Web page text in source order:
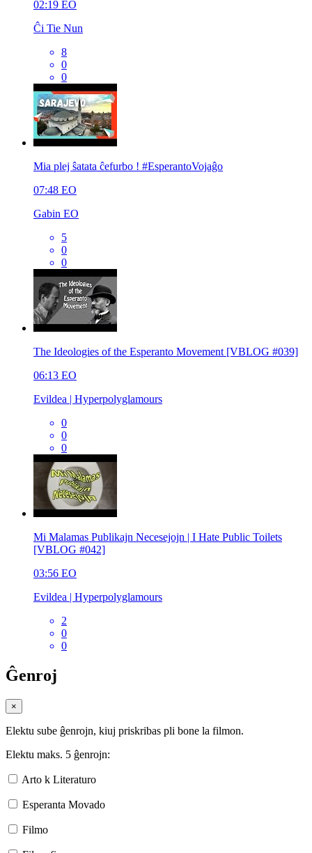
02:19 EO
Ĉi Tie Nun
8
0
0
Mia plej ŝatata ĉefurbo ! #EsperantoVojaĝo
07:48 EO
Gabin EO
5
0
0
The Ideologies of the Esperanto Movement [VBLOG #039]
06:13 EO
Evildea | Hyperpolyglamours
0
0
0
Mi Malamas Publikajn Necesejojn | I Hate Public Toilets
[VBLOG #042]
03:56 EO
Evildea | Hyperpolyglamours
2
0
0
Ĝenroj
×
Elektu sube ĝenrojn, kiuj priskribas pli bone la filmon.
Elektu maks. 5 ĝenrojn:
Arto k Literaturo
Esperanta Movado
Filmo